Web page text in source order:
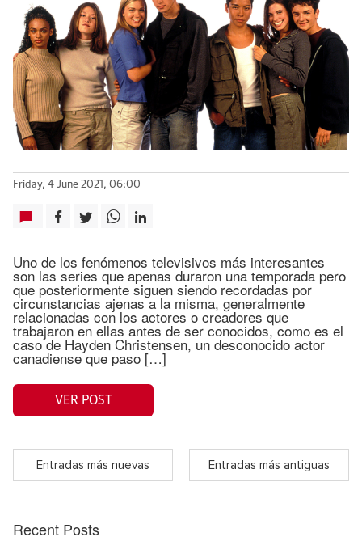
Friday, 4 June 2021, 06:00
Uno de los fenómenos televisivos más interesantes
son las series que apenas duraron una temporada pero
que posteriormente siguen siendo recordadas por
circunstancias ajenas a la misma, generalmente
relacionadas con los actores o creadores que
trabajaron en ellas antes de ser conocidos, como es el
caso de Hayden Christensen, un desconocido actor
canadiense que paso […]
VER POST
Entradas más nuevas Entradas más antiguas
Recent Posts